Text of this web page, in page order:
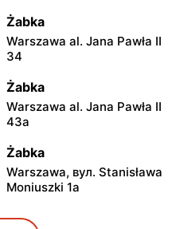
Żabka
Warszawa al. Jana Pawła II
34
Żabka
Warszawa al. Jana Pawła II
43a
Żabka
Warszawa, вул. Stanisława
Moniuszki 1a
Żabka